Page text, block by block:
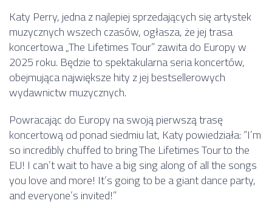
Katy Perry, jedna z najlepiej sprzedających się artystek
muzycznych wszech czasów, ogłasza, że jej trasa
koncertowa „The Lifetimes Tour” zawita do Europy w
2025 roku. Będzie to spektakularna seria koncertów,
obejmująca największe hity z jej bestsellerowych
wydawnictw muzycznych.
Powracając do Europy na swoją pierwszą trasę
koncertową od ponad siedmiu lat, Katy powiedziała: “I’m
so incredibly chuffed to bring The Lifetimes Tour to the
EU! I can’t wait to have a big sing along of all the songs
you love and more! It’s going to be a giant dance party,
and everyone’s invited!”